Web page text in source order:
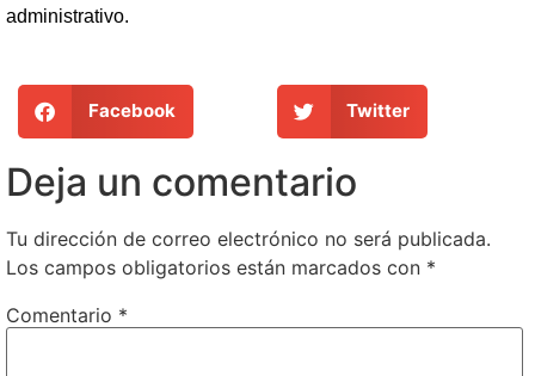
administrativo.
Facebook Twitter
Deja un comentario
Tu dirección de correo electrónico no será publicada.
Los campos obligatorios están marcados con *
Comentario *